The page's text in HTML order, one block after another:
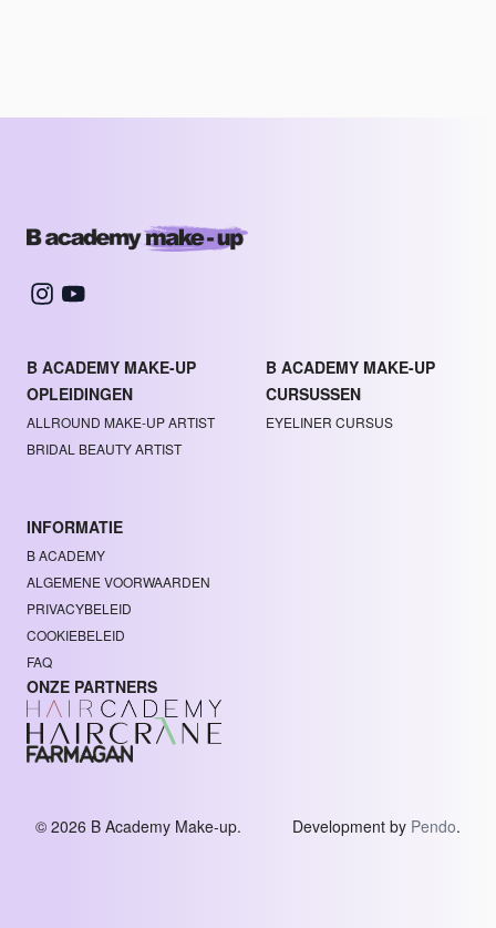
B ACADEMY MAKE-UP
OPLEIDINGEN
ALLROUND MAKE-UP ARTIST
BRIDAL BEAUTY ARTIST
B ACADEMY MAKE-UP
CURSUSSEN
EYELINER CURSUS
INFORMATIE
B ACADEMY
ALGEMENE VOORWAARDEN
PRIVACYBELEID
COOKIEBELEID
FAQ
ONZE PARTNERS
© 2026 B Academy Make-up. Development by Pendo.